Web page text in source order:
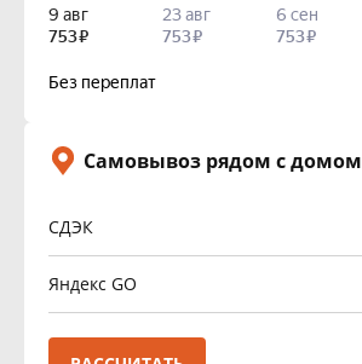
Самовывоз рядом с домом
СДЭК
Яндекс GO